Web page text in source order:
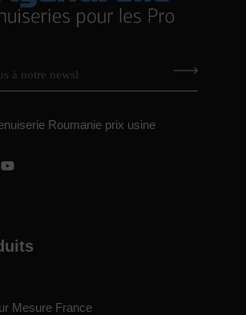
Roumanie prix usine
Mesure France